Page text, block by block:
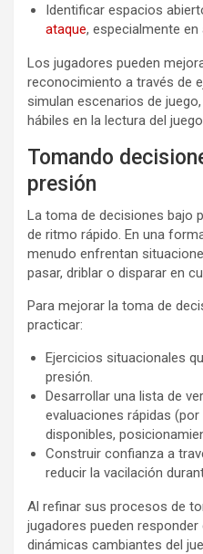
Identificar espacios
ataque, especialmente en
Los jugadores pueden
reconocimiento a través de
simulan escenarios de
hábiles en la lectura del
Tomando
presión
La toma de decisiones bajo
de ritmo rápido. En una
menudo enfrentan
pasar, driblar o disparar en
Para mejorar la toma de
practicar:
Ejercicios situacionales
presión.
Desarrollar una lista de
evaluaciones rápidas
disponibles,
Construir confianza a
reducir la vacilación
Al refinar sus procesos de
jugadores pueden
dinámicas cambiantes del